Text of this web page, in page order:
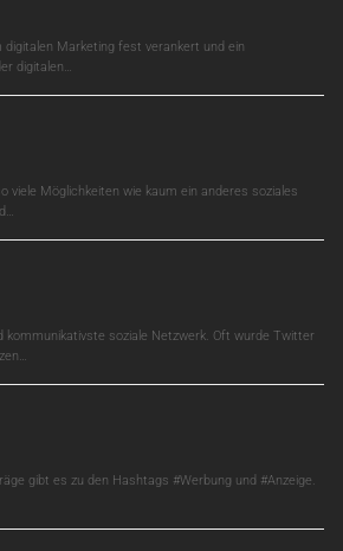
Marketing fest verankert und ein
digitalen…
viele Möglichkeiten wie kaum ein anderes soziales
soziale Netzwerk. Oft wurde Twitter
gibt es zu den Hashtags #Werbung und #Anzeige.